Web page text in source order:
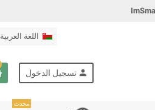
اللغة العربية
person تسجيل الدخول
محدث